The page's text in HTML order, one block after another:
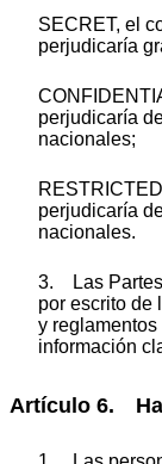
SECRET, el
perjudicaría
perjudicaría
nacionales;
perjudicaría
nacionales.
3. Las Partes
por escrito de
y
información
Artículo 6.